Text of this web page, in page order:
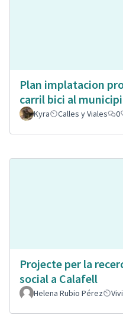
Plan implatacion
carril bici al
Kyra Calles y Viales 0
Projecte per la
social a Calafell
Helena Rubio Pérez